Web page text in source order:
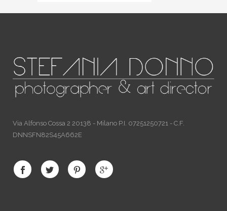
Via Alfonso Cossa 2 20138 - Milano P.I. 07251250721 - C.F.
DNNSFN82S45A662E